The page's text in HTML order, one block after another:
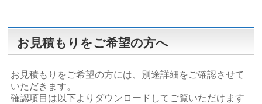
お見積もりをご希望の方へ
お見積もりをご希望の方には、別途詳細をご確認させて
いただきます。
確認項目は以下よりダウンロードしてご覧いただけます